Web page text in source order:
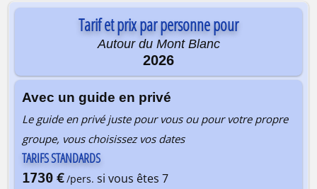
Tarif et prix par personne pour
Autour du Mont Blanc
2026
Avec un guide en privé
Le guide en privé juste pour vous ou pour votre propre
groupe, vous choisissez vos dates
TARIFS STANDARDS
1730 € /pers. si vous êtes 7